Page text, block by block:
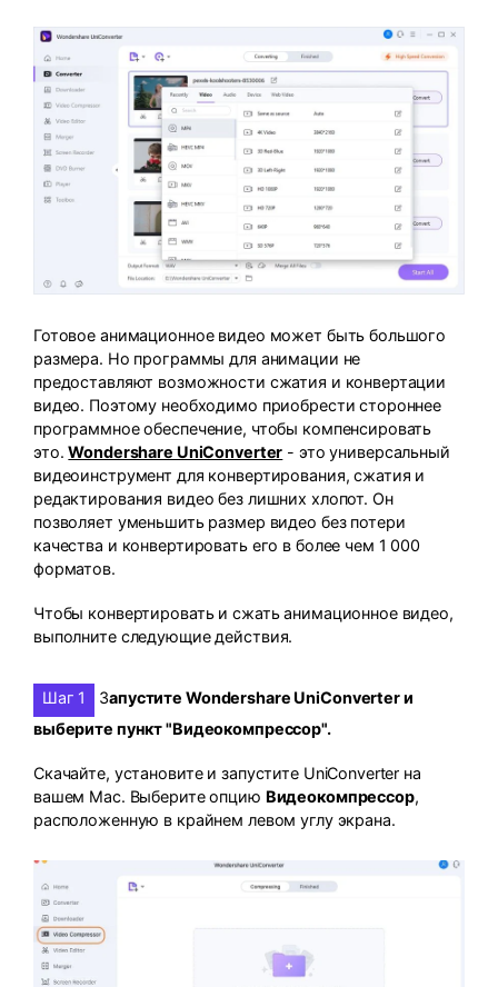
Готовое анимационное видео может быть большого
размера. Но программы для анимации не
предоставляют возможности сжатия и конвертации
видео. Поэтому необходимо приобрести стороннее
программное обеспечение, чтобы компенсировать
это.Wondershare UniConverter - это универсальный
видеоинструмент для конвертирования, сжатия и
редактирования видео без лишних хлопот. Он
позволяет уменьшить размер видео без потери
качества и конвертировать его в более чем 1 000
форматов.
Чтобы конвертировать и сжать анимационное видео,
выполните следующие действия.
Шаг 1 Запустите Wondershare UniConverter и
выберите пункт "Видеокомпрессор".
Скачайте, установите и запустите UniConverter на
вашем Mac. Выберите опцию Видеокомпрессор,
расположенную в крайнем левом углу экрана.